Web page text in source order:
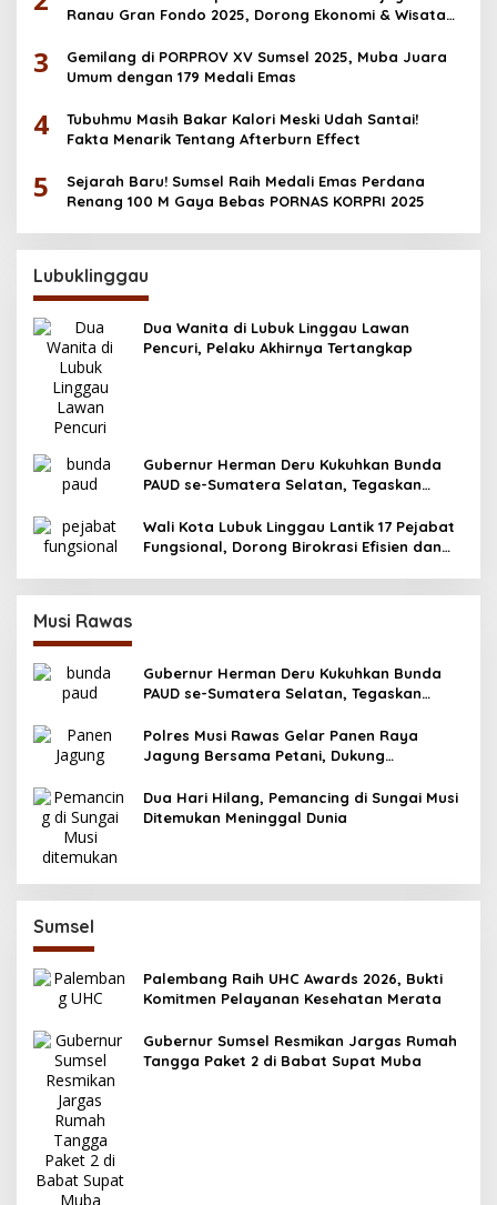
Ranau Gran Fondo 2025, Dorong Ekonomi & Wisata
3
Gemilang di PORPROV XV Sumsel 2025, Muba Juara
Umum dengan 179 Medali Emas
4
Tubuhmu Masih Bakar Kalori Meski Udah Santai!
Fakta Menarik Tentang Afterburn Effect
5
Sejarah Baru! Sumsel Raih Medali Emas Perdana
Renang 100 M Gaya Bebas PORNAS KORPRI 2025
Lubuklinggau
Dua Wanita di Lubuk Linggau Lawan
Pencuri, Pelaku Akhirnya Tertangkap
Gubernur Herman Deru Kukuhkan Bunda
PAUD se-Sumatera Selatan, Tegaskan
Wali Kota Lubuk Linggau Lantik 17 Pejabat
Fungsional, Dorong Birokrasi Efisien dan
Musi Rawas
Gubernur Herman Deru Kukuhkan Bunda
PAUD se-Sumatera Selatan, Tegaskan
Polres Musi Rawas Gelar Panen Raya
Jagung Bersama Petani, Dukung
Dua Hari Hilang, Pemancing di Sungai Musi
Ditemukan Meninggal Dunia
Sumsel
Palembang Raih UHC Awards 2026, Bukti
Komitmen Pelayanan Kesehatan Merata
Gubernur Sumsel Resmikan Jargas Rumah
Tangga Paket 2 di Babat Supat Muba